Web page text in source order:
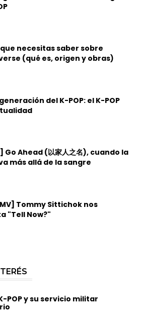
necesitas saber sobre
(qué es, origen y obras)
del K-POP: el K-POP
Go Ahead (以家人之名), cuando la
más allá de la sangre
MV] Tommy Sittichok nos
"Tell Now?"
POP y su servicio militar